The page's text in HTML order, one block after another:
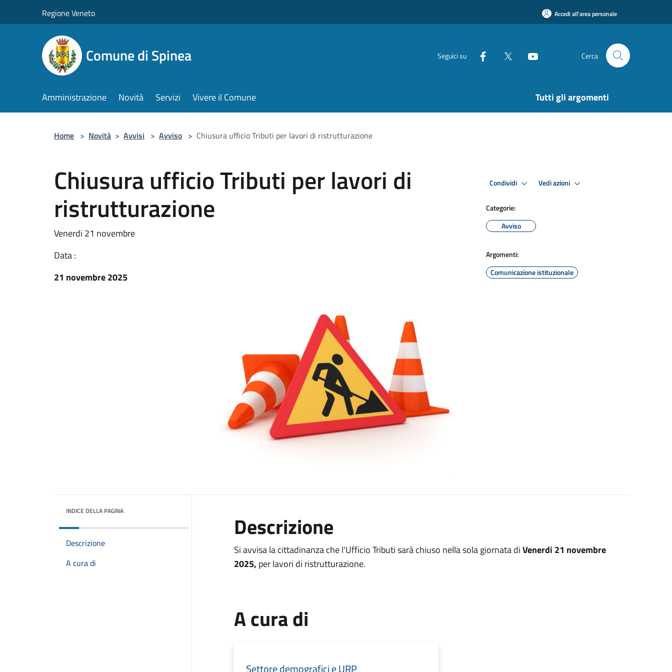
Regione Veneto Accedi all'area personale
Comune di Spinea Seguici su Cerca
Amministrazione Novità Servizi Vivere il Comune Tutti gli argomenti
Home > Novità > Avvisi > Avviso > Chiusura ufficio Tributi per lavori di ristrutturazione
Chiusura ufficio Tributi per lavori di
ristrutturazione
Venerdi 21 novembre
Data :
21 novembre 2025
Condividi Vedi azioni
Categorie:
Avviso
Argomenti:
Comunicazione istituzionale
INDICE DELLA PAGINA
Descrizione
A cura di
Descrizione
Si avvisa la cittadinanza che l'Ufficio Tributi sarà chiuso nella sola giornata diVenerdi 21 novembre
2025, per lavori di ristrutturazione.
A cura di
Settore demografici e URP